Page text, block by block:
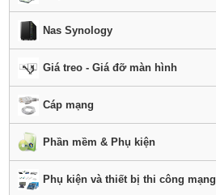
Nas Synology
Giá treo - Giá đỡ màn hình
Cáp mạng
Phần mềm & Phụ kiện
Phụ kiện và thiết bị thi công mạng